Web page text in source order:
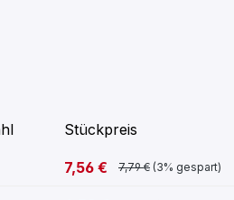
Stückpreis
7,56 € 7,79 € (3% gespart)